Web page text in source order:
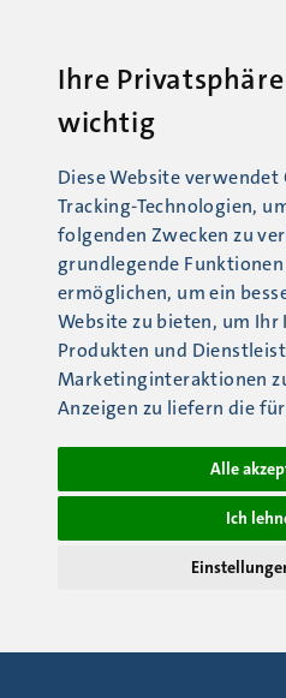
Ihre
wichtig
Diese Website verwendet
Tracking-Technologien,
folgenden Zwecken zu
grundlegende
ermöglichen, um ein
Website zu bieten, um Ihr
Produkten und
Marketinginteraktionen
Anzeigen zu liefern die
Alle
Ich